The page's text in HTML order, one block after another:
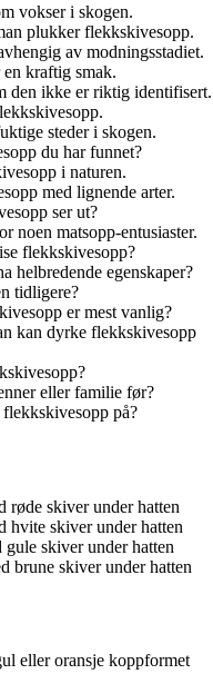
vokser i skogen.
plukker flekkskivesopp.
av modningsstadiet.
kraftig smak.
den ikke er riktig identifisert.
steder i skogen.
du har funnet?
i naturen.
med lignende arter.
ser ut?
noen matsopp-entusiaster.
flekkskivesopp?
helbredende egenskaper?
tidligere?
er mest vanlig?
kan dyrke flekkskivesopp
eller familie før?
på?
røde skiver under hatten
hvite skiver under hatten
gule skiver under hatten
brune skiver under hatten
eller oransje koppformet